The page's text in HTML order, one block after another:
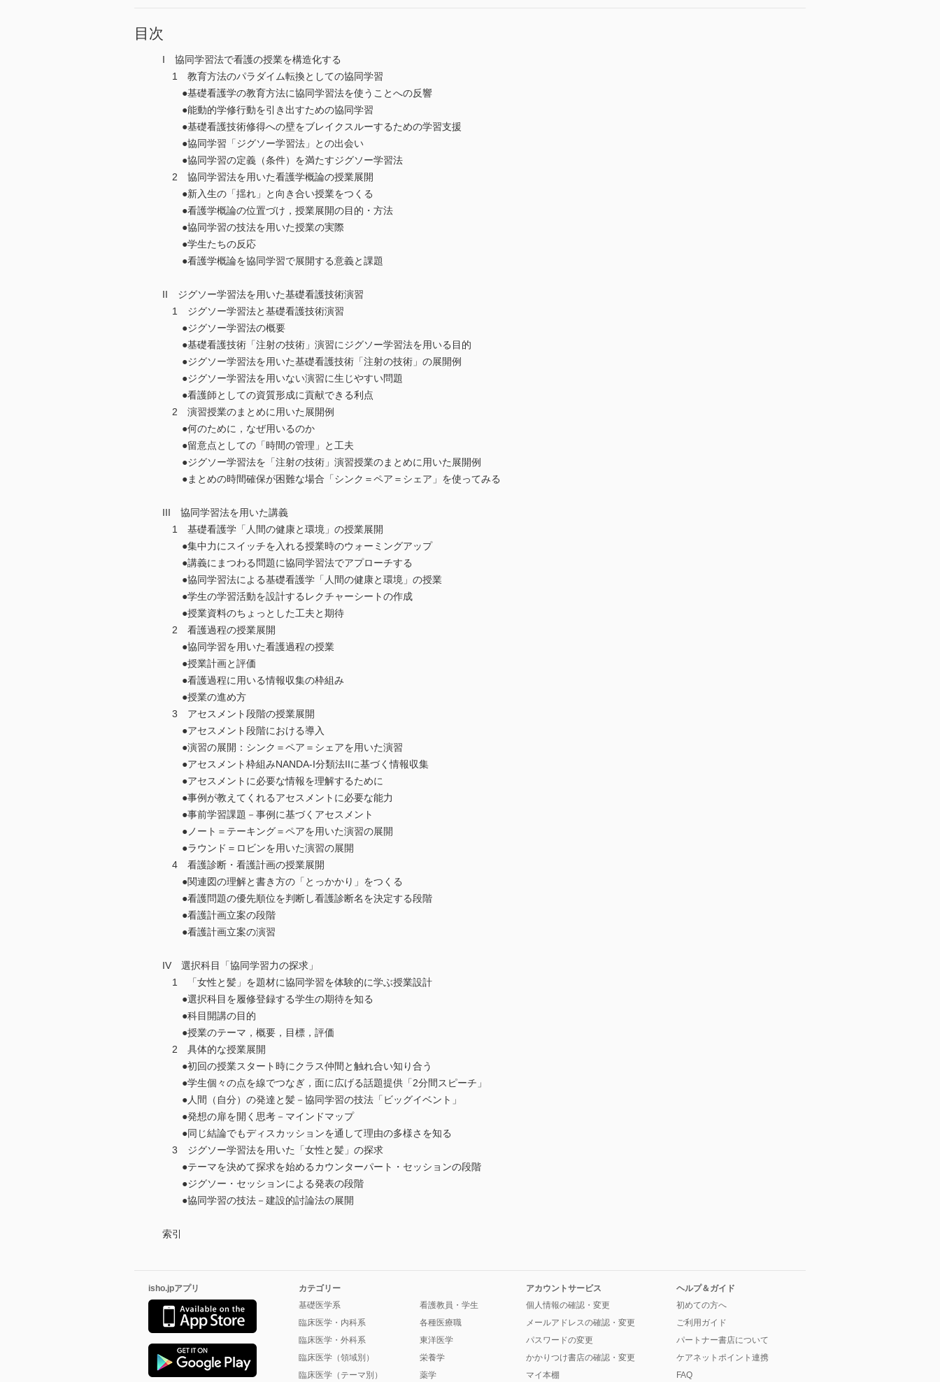
目次
I 協同学習法で看護の授業を構造化する
1 教育方法のパラダイム転換としての協同学習
●基礎看護学の教育方法に協同学習法を使うことへの反響
●能動的学修行動を引き出すための協同学習
●基礎看護技術修得への壁をブレイクスルーするための学習支援
●協同学習「ジグソー学習法」との出会い
●協同学習の定義（条件）を満たすジグソー学習法
2 協同学習法を用いた看護学概論の授業展開
●新入生の「揺れ」と向き合い授業をつくる
●看護学概論の位置づけ，授業展開の目的・方法
●協同学習の技法を用いた授業の実際
●学生たちの反応
●看護学概論を協同学習で展開する意義と課題
II ジグソー学習法を用いた基礎看護技術演習
1 ジグソー学習法と基礎看護技術演習
●ジグソー学習法の概要
●基礎看護技術「注射の技術」演習にジグソー学習法を用いる目的
●ジグソー学習法を用いた基礎看護技術「注射の技術」の展開例
●ジグソー学習法を用いない演習に生じやすい問題
●看護師としての資質形成に貢献できる利点
2 演習授業のまとめに用いた展開例
●何のために，なぜ用いるのか
●留意点としての「時間の管理」と工夫
●ジグソー学習法を「注射の技術」演習授業のまとめに用いた展開例
●まとめの時間確保が困難な場合「シンク＝ペア＝シェア」を使ってみる
III 協同学習法を用いた講義
1 基礎看護学「人間の健康と環境」の授業展開
●集中力にスイッチを入れる授業時のウォーミングアップ
●講義にまつわる問題に協同学習法でアプローチする
●協同学習法による基礎看護学「人間の健康と環境」の授業
●学生の学習活動を設計するレクチャーシートの作成
●授業資料のちょっとした工夫と期待
2 看護過程の授業展開
●協同学習を用いた看護過程の授業
●授業計画と評価
●看護過程に用いる情報収集の枠組み
●授業の進め方
3 アセスメント段階の授業展開
●アセスメント段階における導入
●演習の展開：シンク＝ペア＝シェアを用いた演習
●アセスメント枠組みNANDA-I分類法IIに基づく情報収集
●アセスメントに必要な情報を理解するために
●事例が教えてくれるアセスメントに必要な能力
●事前学習課題－事例に基づくアセスメント
●ノート＝テーキング＝ペアを用いた演習の展開
●ラウンド＝ロビンを用いた演習の展開
4 看護診断・看護計画の授業展開
●関連図の理解と書き方の「とっかかり」をつくる
●看護問題の優先順位を判断し看護診断名を決定する段階
●看護計画立案の段階
●看護計画立案の演習
IV 選択科目「協同学習力の探求」
1 「女性と髪」を題材に協同学習を体験的に学ぶ授業設計
●選択科目を履修登録する学生の期待を知る
●科目開講の目的
●授業のテーマ，概要，目標，評価
2 具体的な授業展開
●初回の授業スタート時にクラス仲間と触れ合い知り合う
●学生個々の点を線でつなぎ，面に広げる話題提供「2分間スピーチ」
●人間（自分）の発達と髪－協同学習の技法「ビッグイベント」
●発想の扉を開く思考－マインドマップ
●同じ結論でもディスカッションを通して理由の多様さを知る
3 ジグソー学習法を用いた「女性と髪」の探求
●テーマを決めて探求を始めるカウンターパート・セッションの段階
●ジグソー・セッションによる発表の段階
●協同学習の技法－建設的討論法の展開
索引
isho.jpアプリ
カテゴリー
基礎医学系
臨床医学・内科系
臨床医学・外科系
臨床医学（領域別）
臨床医学（テーマ別）
看護教員・学生
各種医療職
東洋医学
栄養学
薬学
アカウントサービス
個人情報の確認・変更
メールアドレスの確認・変更
パスワードの変更
かかりつけ書店の確認・変更
マイ本棚
ヘルプ＆ガイド
初めての方へ
ご利用ガイド
パートナー書店について
ケアネットポイント連携
FAQ